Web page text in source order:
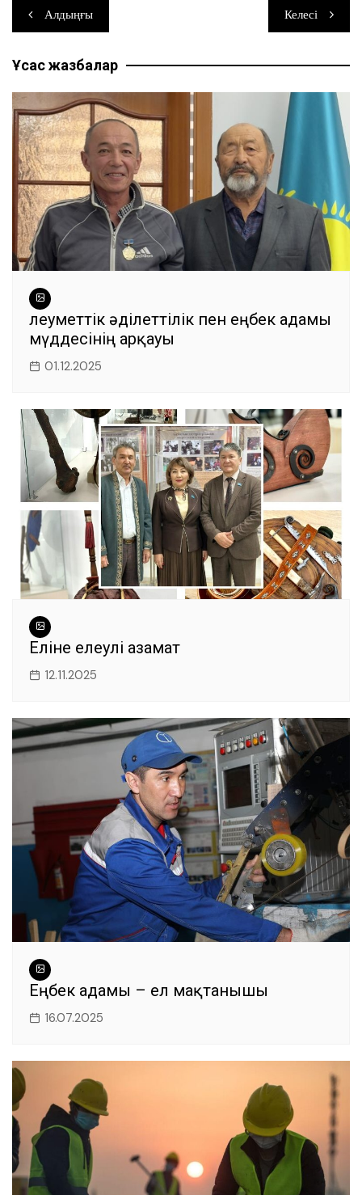
c
e
b
o
o
k
tt
er
ai
l
A
p
p
a
m
n
g
ра
ви
ть
Навигация
по
записям
Алдыңғы Келесі
Ұқсас жазбалар
Әлеуметтік әділеттілік пен еңбек адамы
мүддесінің арқауы
01.12.2025
Еліне елеулі азамат
12.11.2025
Еңбек адамы – ел мақтанышы
16.07.2025